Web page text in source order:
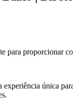
proporcionar
única